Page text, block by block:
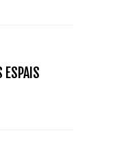
ESPAIS